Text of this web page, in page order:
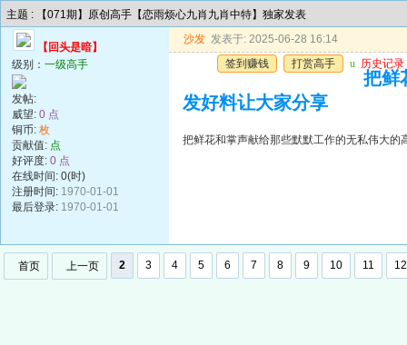
主题 : 【071期】原创高手【恋雨烦心九肖九肖中特】独家发表
【回头是暗】
级别： 一级高手
发帖:
威望: 0 点
铜币: 枚
贡献值: 点
好评度: 0 点
在线时间: 0(时)
注册时间: 1970-01-01
最后登录: 1970-01-01
沙发 发表于: 2025-06-28 16:14
签到赚钱
打赏高手 u 历史记录
把鲜
发好料让大家分享
把鲜花和掌声献给那些默默工作的无私伟大的
首页 上一页 2 3 4 5 6 7 8 9 10 11 12